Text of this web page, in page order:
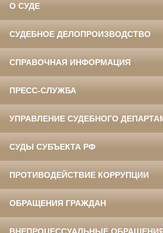
О СУДЕ
СУДЕБНОЕ ДЕЛОПРОИЗВОДСТВО
СПРАВОЧНАЯ ИНФОРМАЦИЯ
ПРЕСС-СЛУЖБА
УПРАВЛЕНИЕ СУДЕБНОГО
СУДЫ СУБЪЕКТА РФ
ПРОТИВОДЕЙСТВИЕ КОРРУПЦИИ
ОБРАЩЕНИЯ ГРАЖДАН
ВНЕПРОЦЕССУАЛЬНЫЕ